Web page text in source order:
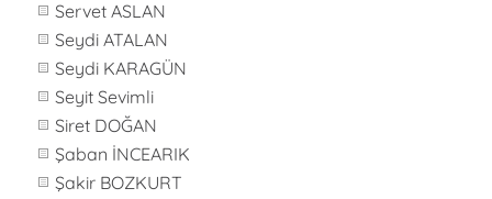
Servet ASLAN
Seydi ATALAN
Seydi KARAGÜN
Seyit Sevimli
Siret DOĞAN
Şaban İNCEARIK
Şakir BOZKURT